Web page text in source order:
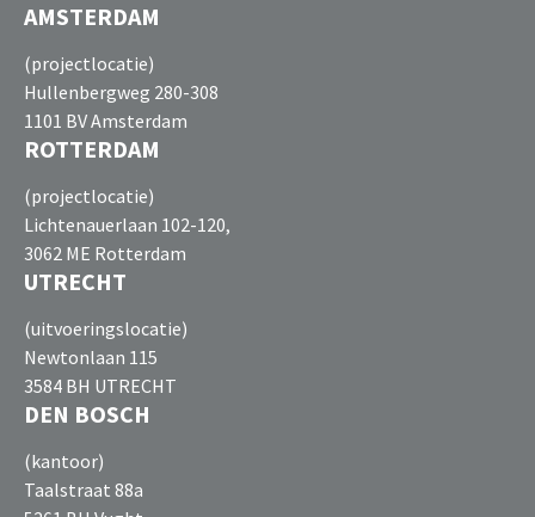
AMSTERDAM
(projectlocatie)
Hullenbergweg 280-308
1101 BV Amsterdam
ROTTERDAM
(projectlocatie)
Lichtenauerlaan 102-120,
3062 ME Rotterdam
UTRECHT
(uitvoeringslocatie)
Newtonlaan 115
3584 BH UTRECHT
DEN BOSCH
(kantoor)
Taalstraat 88a